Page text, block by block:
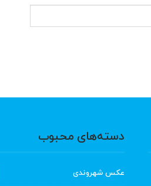
دسته‌های محبوب
عکس شهروندی